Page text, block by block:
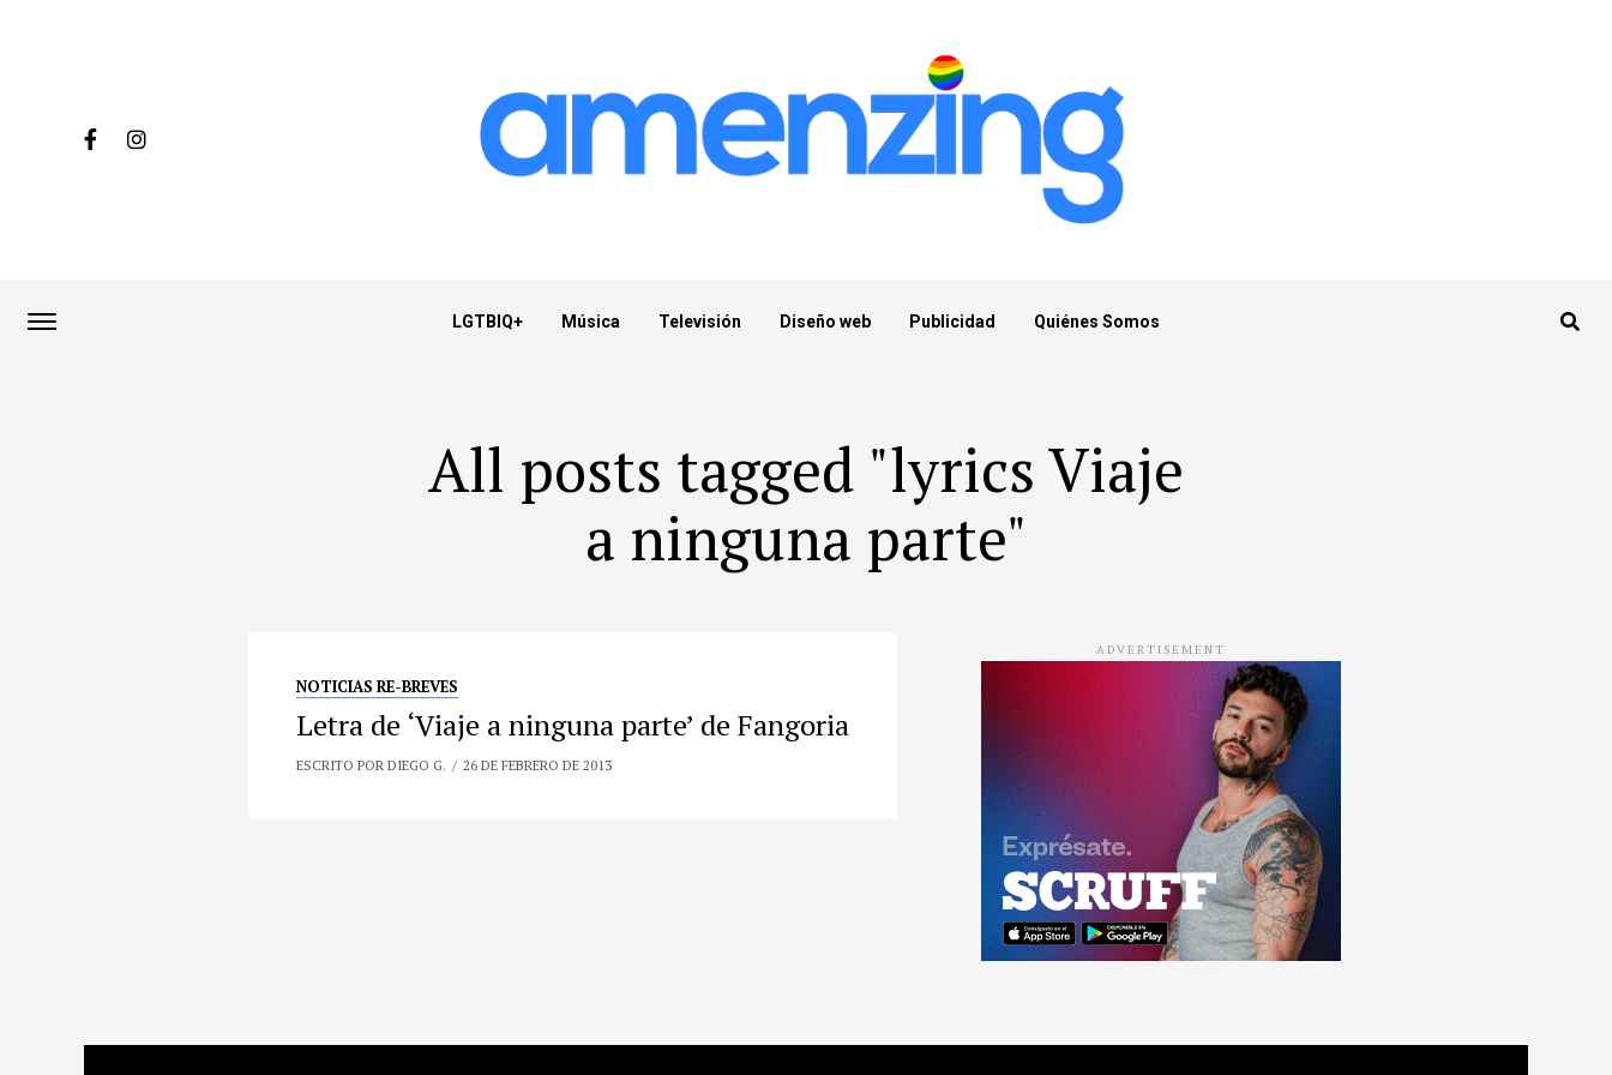
LGTBIQ+ Música Televisión Diseño web Publicidad Quiénes Somos
All posts tagged "lyrics Viaje
a ninguna parte"
NOTICIAS RE-BREVES
Letra de ‘Viaje a ninguna parte’ de Fangoria
ESCRITO POR DIEGO G. 26 DE FEBRERO DE 2013
ADVERTISEMENT